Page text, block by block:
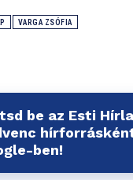
VARGA ZSÓFIA
be az Esti
ben!